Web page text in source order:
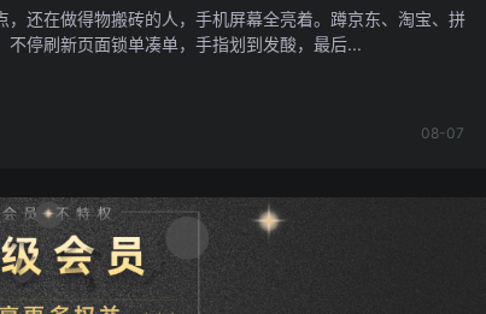
，还在做得物搬砖的人，手机屏幕全亮着。蹲京东、淘宝、拼
不停刷新页面锁单凑单，手指划到发酸，最后...
08-07